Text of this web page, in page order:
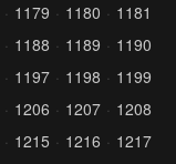
1179 1180
1181
1188 1189
1190
1197 1198
1199
1206 1207
1208
1215 1216
1217